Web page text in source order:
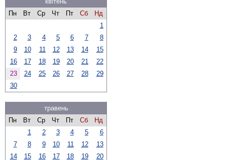
Пн
Вт Ср Чт Пт Сб
Нд
1
2
3 4 5 6 7
8
9
10 11 12 13 14
15
16
17 18 19 20 21
22
23
24 25 26 27 28
29
30
травень
Пн
Вт Ср Чт Пт Сб
Нд
1
2 3 4 5
6
7
8 9 10 11 12
13
14
15 16 17 18 19
20